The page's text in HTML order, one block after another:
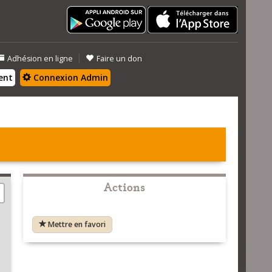
Adhésion en ligne | Faire un don
Connexion Admin
Actions
Mettre en favori